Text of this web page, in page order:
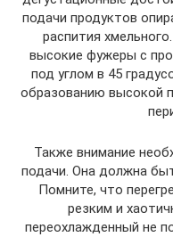
подачи продуктов
распития
высокие фужеры с
под углом в 45
образованию высокой
Также внимание
подачи. Она должна
Помните, что
резким и
переохлажденный не